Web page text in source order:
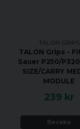
TALON GRIPS
TALON Grips -
Sauer P250/
SIZE/CARRY
MODULE
239 kr
Bevaka